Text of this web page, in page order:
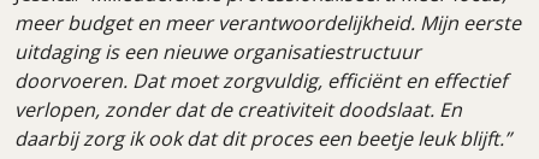
meer budget en meer verantwoordelijkheid. Mijn eerste
uitdaging is een nieuwe organisatiestructuur
doorvoeren. Dat moet zorgvuldig, efficiënt en effectief
verlopen, zonder dat de creativiteit doodslaat. En
daarbij zorg ik ook dat dit proces een beetje leuk blijft.”